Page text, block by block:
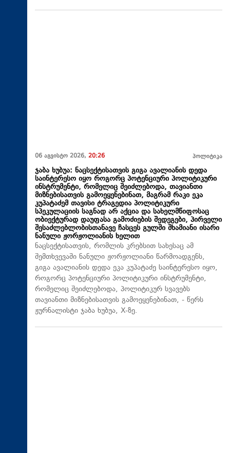
06 აგვისტო 2026, 20:26 პოლიტიკა
ჯაბა ხუბუა: ნაცსექტისათვის გიგა ავალიანის დედა
საინტერესო იყო როგორც პოტენციური პოლიტიკური
ინსტრუმენტი, რომელიც შეიძლებოდა, თავიანთი
მიზნებისათვის გამოეყენებინათ, მაგრამ რაკი ეკა
კუპატაძემ თავისი ტრაგედია პოლიტიკური
სპეკულაციის საგნად არ აქცია და სახელმწიფოსაც
ობიექტურად დაუფასა გამოძიების შედეგები, პირველი
შესაძლებლობისთანავე ჩასცეს გულში შხამიანი ისარი
ნანული ჟორჟოლიანის ხელით
ნაცსექტისათვის, რომლის კრებსით სახესაც ამ
შემთხვევაში ნანული ჟორჟოლიანი წარმოადგენს,
გიგა ავალიანის დედა ეკა კუპატაძე საინტერესო იყო,
როგორც პოტენციური პოლიტიკური ინსტრუმენტი,
რომელიც შეიძლებოდა, პოლიტიკურ სვავებს
თავიანთი მიზნებისათვის გამოეყენებინათ, - წერს
ჟურნალისტი ჯაბა ხუბუა, X-ზე.